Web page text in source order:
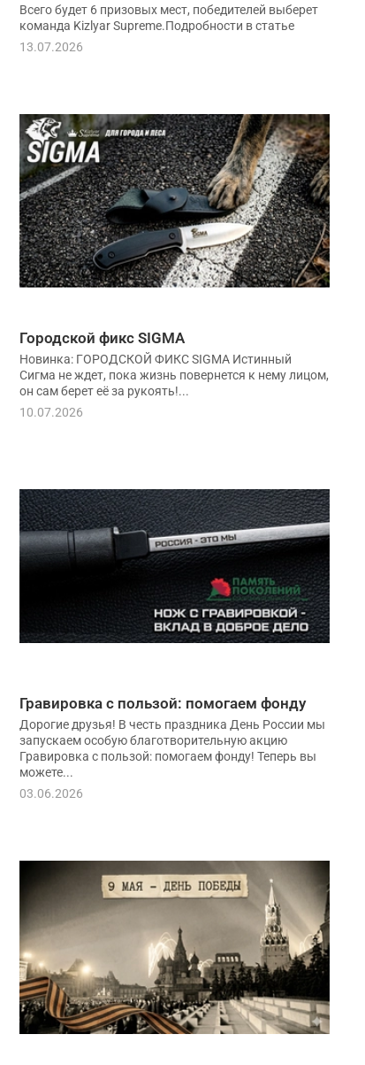
Всего будет 6 призовых мест, победителей выберет
команда Kizlyar Supreme.Подробности в статье
13.07.2026
Городской фикс SIGMA
Новинка: ГОРОДСКОЙ ФИКС SIGMA Истинный
Сигма не ждет, пока жизнь повернется к нему лицом,
он сам берет её за рукоять!...
10.07.2026
Гравировка с пользой: помогаем фонду
Дорогие друзья! В честь праздника День России мы
запускаем особую благотворительную акцию
Гравировка с пользой: помогаем фонду! Теперь вы
можете...
03.06.2026